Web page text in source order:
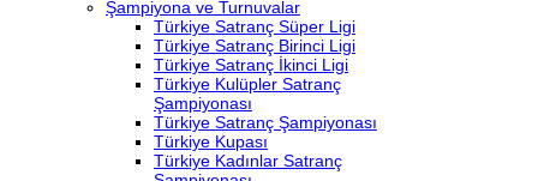
Şampiyona ve Turnuvalar
Türkiye Satranç Süper Ligi
Türkiye Satranç Birinci Ligi
Türkiye Satranç İkinci Ligi
Türkiye Kulüpler Satranç
Şampiyonası
Türkiye Satranç Şampiyonası
Türkiye Kupası
Türkiye Kadınlar Satranç